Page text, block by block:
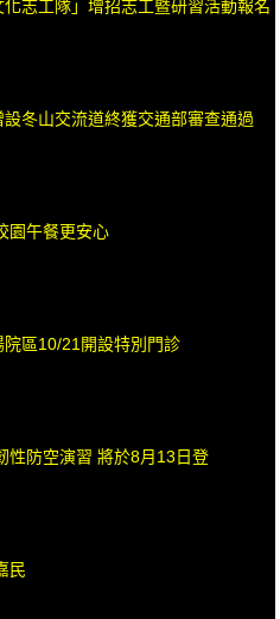
志工隊」增招志工暨研習活動報名
冬山交流道終獲交通部審查通過
園午餐更安心
院區10/21開設特別門診
性防空演習 將於8月13日登
民